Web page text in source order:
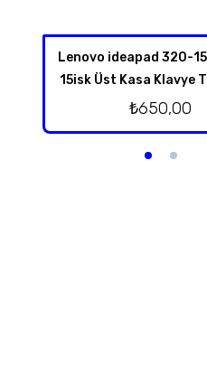
Lenovo ideapad 320-
15isk Üst Kasa Klavye
₺650,00